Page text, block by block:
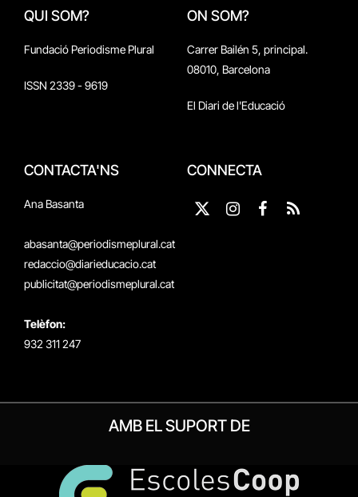
QUI SOM?
Fundació Periodisme Plural
ISSN 2339 - 9619
ON SOM?
Carrer Bailén 5, principal.
08010, Barcelona
El Diari de l'Educació
CONTACTA'NS
Ana Basanta
abasanta@periodismeplural.cat
redaccio@diarieducacio.cat
publicitat@periodismeplural.cat
Telèfon:
932 311 247
CONNECTA
X
Instagram
Facebook
RSS
AMB EL SUPORT DE